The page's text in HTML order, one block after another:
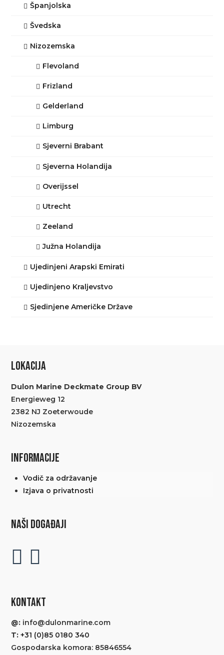
Španjolska
Švedska
Nizozemska
Flevoland
Frizland
Gelderland
Limburg
Sjeverni Brabant
Sjeverna Holandija
Overijssel
Utrecht
Zeeland
Južna Holandija
Ujedinjeni Arapski Emirati
Ujedinjeno Kraljevstvo
Sjedinjene Američke Države
LOKACIJA
Dulon Marine Deckmate Group BV
Energieweg 12
2382 NJ Zoeterwoude
Nizozemska
INFORMACIJE
Vodič za održavanje
Izjava o privatnosti
NAŠI DOGAĐAJI
KONTAKT
@: info@dulonmarine.com
T: +31 (0)85 0180 340
Gospodarska komora: 85846554